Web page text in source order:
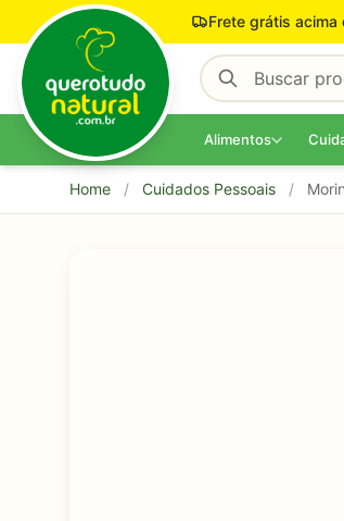
Pular para o conteúdo Frete grátis
Alimentos
Home / Cuidados Pessoais /